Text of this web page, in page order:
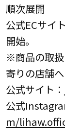
順次展開
公式ECサイ
開始。
※商品の取
寄りの店舗
公式サイト：
公式
m/